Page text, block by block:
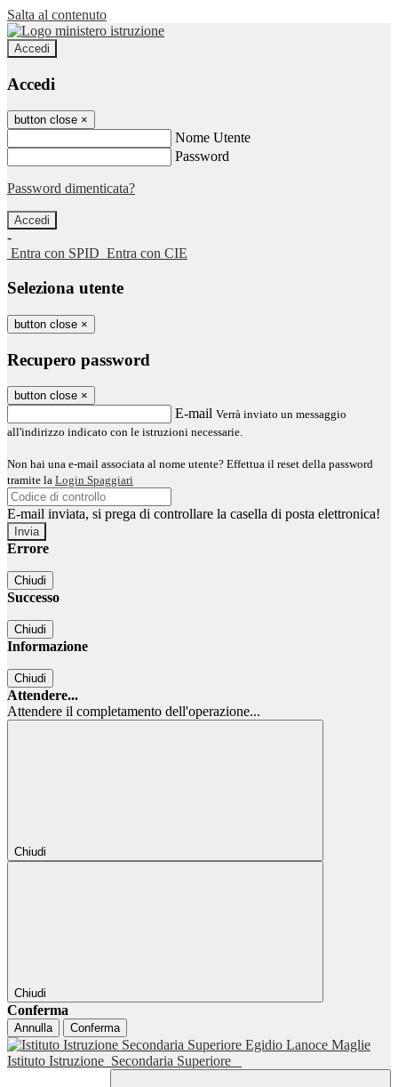
Salta al contenuto
Accedi
Accedi
button close ×
Nome Utente
Password
Password dimenticata?
-
Entra con SPID Entra con CIE
Seleziona utente
button close ×
Recupero password
button close ×
E-mail Verrà inviato un messaggio
all'indirizzo indicato con le istruzioni necessarie.
Non hai una e-mail associata al nome utente? Effettua il reset della password
tramite la Login Spaggiari
E-mail inviata, si prega di controllare la casella di posta elettronica!
Errore
Chiudi
Successo
Chiudi
Informazione
Chiudi
Attendere...
Attendere il completamento dell'operazione...
Chiudi
Chiudi
Conferma
Annulla Conferma
Istituto Istruzione Secondaria Superiore